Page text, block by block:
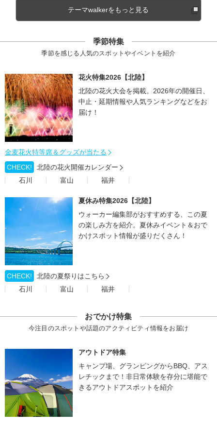
テーマwalkerをもっと見る
季節特集
季節を感じる人気のスポットやイベントを紹介
花火特集2026【北陸】
北陸の花火大会を掲載。2026年の開催日、
中止・延期情報や人気ランキングなどをお
届け！
金麦花火特等席＆グッズが当たる
CHECK!
北陸の花火開催カレンダー
石川
富山 福井
夏休み特集2026【北陸】
ウォーカー編集部がおすすめする、この夏
の楽しみ方を紹介。夏休みイベント＆おで
かけスポット情報が盛りだくさん！
CHECK!
北陸の夏祭りはこちら
石川
富山 福井
おでかけ特集
今注目のスポットや話題のアクティビティ情報をお届け
アウトドア特集
キャンプ場、グランピングからBBQ、アス
レチックまで！非日常体験を存分に堪能で
きるアウトドアスポットを紹介